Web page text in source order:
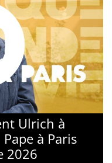
Ulrich à
à Paris
2026